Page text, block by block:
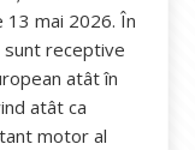
13 mai 2026. În
receptive
atât în
atât ca
motor al